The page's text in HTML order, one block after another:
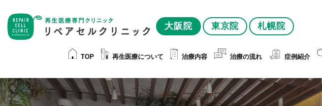
大阪院 東京院 札幌院
TOP 再生医療について 治療内容 治療の流れ 症例紹介